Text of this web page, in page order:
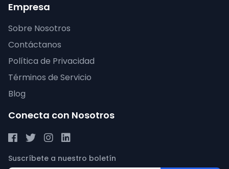
Empresa
Sobre Nosotros
Contáctanos
Política de Privacidad
Términos de Servicio
Blog
Conecta con Nosotros
Suscríbete a nuestro boletín